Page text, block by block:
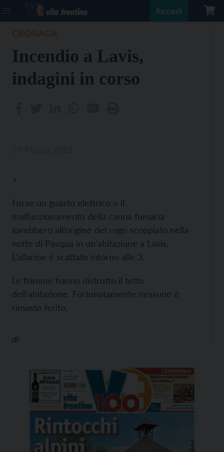
Accedi
Incendio a Lavis,
indagini in corso
>
Forse un guasto elettrico o il
malfunzionamento della canna fumaria
sarebbero all’origine del rogo scoppiato nella
notte di Pasqua in un’abitazione a Lavis.
L’allarme è scattato intorno alle 3.
Le fiamme hanno distrutto il tetto
dell’abitazione. Fortunatamente nessuno è
rimasto ferito.
di